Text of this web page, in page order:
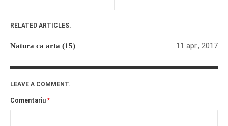
RELATED ARTICLES.
Natura ca arta (15) 11 apr., 2017
LEAVE A COMMENT.
Comentariu *